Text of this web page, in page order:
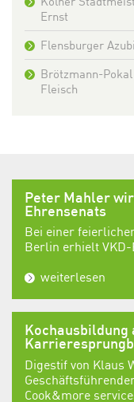
Ernst
Flensburger
Brötzmann-
Fleisch
Peter Mahler
Ehrensenats
Bei einer
Berlin erhielt
weiterlesen
Kochausbildung
Digestif von Klaus
Cook&more